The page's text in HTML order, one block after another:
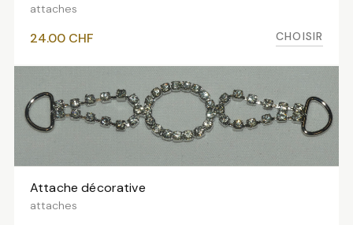
attaches
24.00 CHF CHOISIR
VOIR LES VARIANTES
Attache décorative
attaches